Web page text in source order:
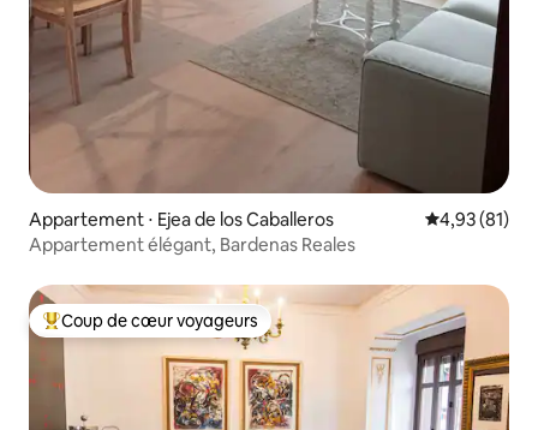
Appartement ⋅ Ejea de los Caballeros Évaluation
4,93 (81)
Appartement élégant, Bardenas Reales
Coups de cœur voyageurs les plus appréciés
Coup de cœur voyageurs